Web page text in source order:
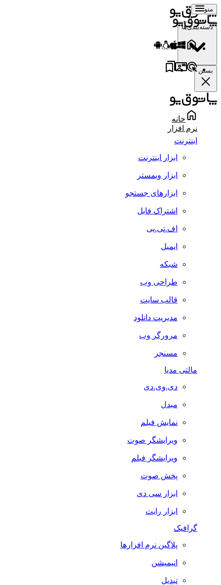
منو
دسته‌بندی‌ها
بستن
خانه
نرم افزار
اینترنت
ابزار اینترنت
ابزار وبمستر
ابزارهای جستجو
اشتراک فایل
اف.تی.پی
ایمیل
شبکه
طراحی وب
قالب سایت
مدیریت دانلود
مرورگر وب
مسنجر
مالتی مدیا
دی.وی.دی
مبدل
نمایش فیلم
ویرایشگر صوت
ویرایشگر فیلم
پخش صوت
ابزار سی دی
ابزار رایت
گرافیک
پلاگین نرم افزارها
انیمیشن
تبدیل